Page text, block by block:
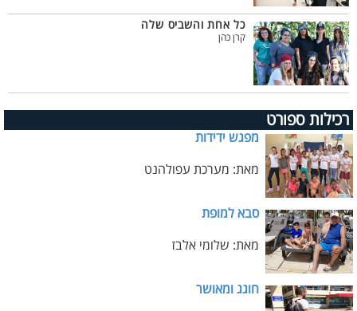
כל אחת והשביס שלה
קרן כהן
רכילות ספורט
מפגש ידידות
מאת: מערכת עפולהנט
סבא למופת
מאת: שלומי אלבז
חוגג ומאושר